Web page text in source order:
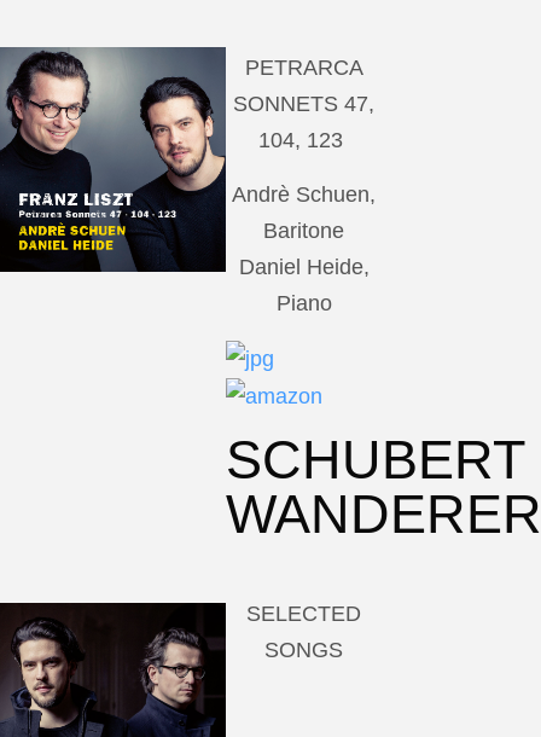
PETRARCA
SONNETS 47,
104, 123
Andrè Schuen,
Baritone
Daniel Heide,
Piano
SCHUBERT
WANDERER
SELECTED
SONGS